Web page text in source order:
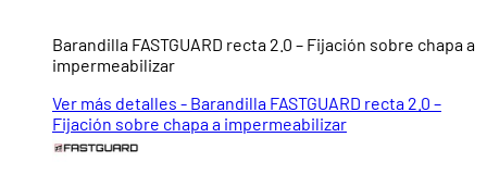
Barandilla FASTGUARD recta 2.0 – Fijación sobre chapa a
impermeabilizar
Ver más detalles - Barandilla FASTGUARD recta 2.0 –
Fijación sobre chapa a impermeabilizar